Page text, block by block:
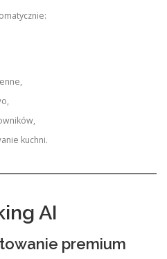
kuchni.
AI
premium